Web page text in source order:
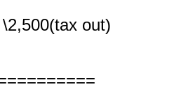
out)